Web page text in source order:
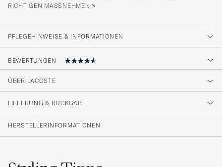
ICHTIGEN MASSNEHMEN
»
PFLEGEHINWEISE & INFORMATIONEN
BEWERTUNGEN
4.6
(23)
(1)
ÜBER LACOSTE
LIEFERUNG & RÜCKGABE
HERSTELLERINFORMATIONEN